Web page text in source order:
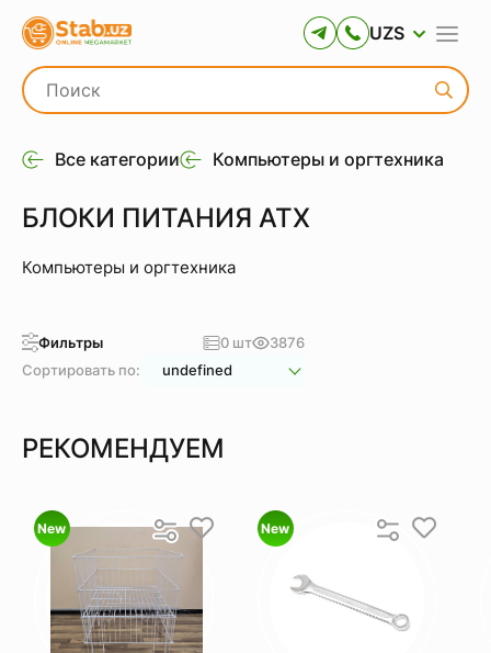
UZS
Все категории Компьютеры и оргтехника
БЛОКИ ПИТАНИЯ ATX
Компьютеры и оргтехника
Фильтры 0 шт
3876
Сортировать по:
undefined
РЕКОМЕНДУЕМ
New New